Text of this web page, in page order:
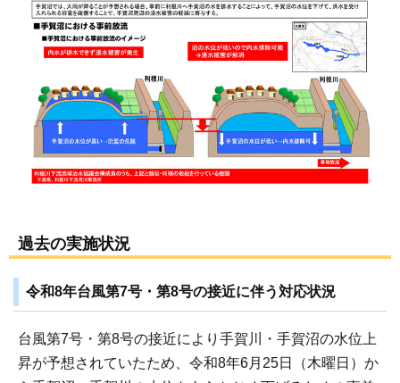
過去の実施状況
令和8年台風第7号・第8号の接近に伴う対応状況
台風第7号・第8号の接近により手賀川・手賀沼の水位上
昇が予想されていたため、令和8年6月25日（木曜日）か